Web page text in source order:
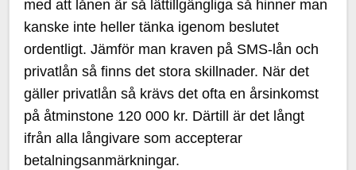
med att lånen är så lättillgängliga så hinner man
kanske inte heller tänka igenom beslutet
ordentligt. Jämför man kraven på SMS-lån och
privatlån så finns det stora skillnader. När det
gäller privatlån så krävs det ofta en årsinkomst
på åtminstone 120 000 kr. Därtill är det långt
ifrån alla långivare som accepterar
betalningsanmärkningar.